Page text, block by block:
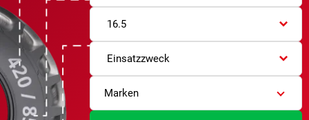
16.5
Einsatzzweck
Marken